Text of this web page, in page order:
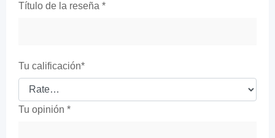
Título de la reseña *
Tu calificación*
Tu opinión *